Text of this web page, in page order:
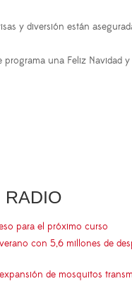
y diversión están
programa una Feliz
RADIO
para el próximo curso
con 5,6 millones de
de mosquitos